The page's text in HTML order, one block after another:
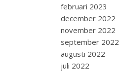
februari 2023
december 2022
november 2022
september 2022
augusti 2022
juli 2022